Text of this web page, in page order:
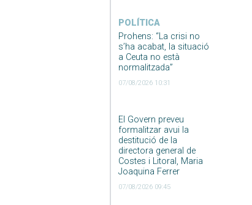
POLÍTICA
Prohens: “La crisi no
s’ha acabat, la situació
a Ceuta no està
normalitzada”
07/08/2026 10:31
El Govern preveu
formalitzar avui la
destitució de la
directora general de
Costes i Litoral, Maria
Joaquina Ferrer
07/08/2026 09:45